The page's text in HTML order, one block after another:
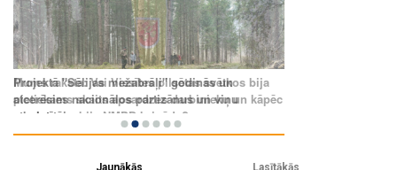
Jaunākās Lasītākās